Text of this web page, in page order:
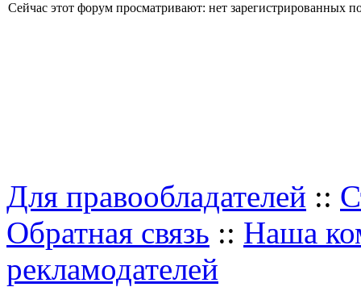
Сейчас этот форум просматривают: нет зарегистрированных
Для правообладателей ::
Обратная связь :: Наша
рекламодателей